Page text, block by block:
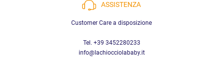
ASSISTENZA
Customer Care a disposizione
Tel. +39 3452280233
info@lachiocciolababy.it